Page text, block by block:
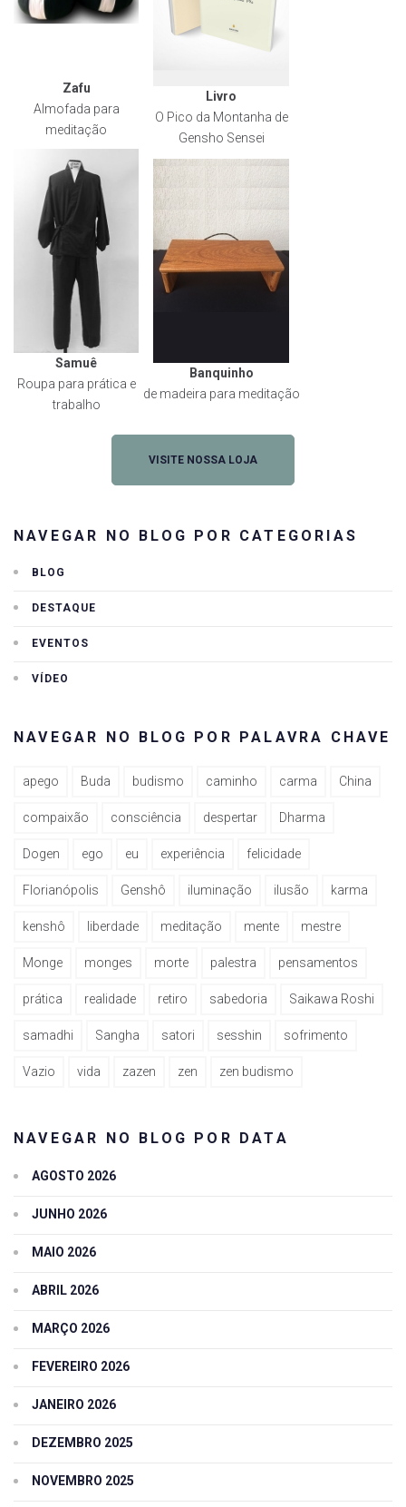
Zafu
Almofada para
meditação
Livro
O Pico da Montanha de
Gensho Sensei
Samuê
Roupa para prática e
trabalho
Banquinho
de madeira para meditação
VISITE NOSSA LOJA
NAVEGAR NO BLOG POR CATEGORIAS
BLOG
DESTAQUE
EVENTOS
VÍDEO
NAVEGAR NO BLOG POR PALAVRA CHAVE
apego Buda budismo caminho carma China
compaixão consciência despertar Dharma
Dogen ego eu experiência felicidade
Florianópolis Genshô iluminação ilusão karma
kenshô liberdade meditação mente mestre
Monge monges morte palestra pensamentos
prática realidade retiro sabedoria Saikawa Roshi
samadhi Sangha satori sesshin sofrimento
Vazio vida zazen zen zen budismo
NAVEGAR NO BLOG POR DATA
AGOSTO 2026
JUNHO 2026
MAIO 2026
ABRIL 2026
MARÇO 2026
FEVEREIRO 2026
JANEIRO 2026
DEZEMBRO 2025
NOVEMBRO 2025